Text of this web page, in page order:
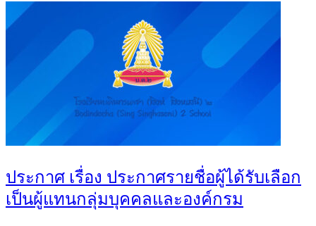
ประกาศ เรื่อง ประกาศรายชื่อผู้ได้รับเลือก
เป็นผู้แทนกลุ่มบุคคลและองค์กรม